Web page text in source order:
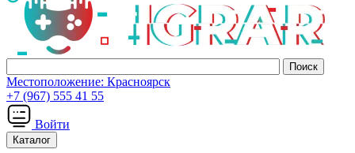
Местоположение: Красноярск
+7 (967) 555 41 55
Войти
Каталог